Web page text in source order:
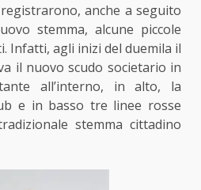
anche a seguito
stemma, alcune piccole
Infatti, agli inizi del duemila il
il nuovo scudo societario in
all’interno, in alto, la
e in basso tre linee rosse
stemma cittadino